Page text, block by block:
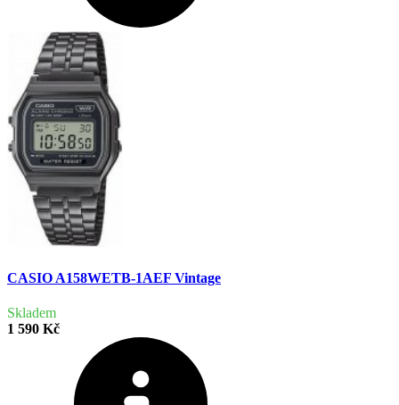
CASIO A158WETB-1AEF Vintage
Skladem
1 590 Kč